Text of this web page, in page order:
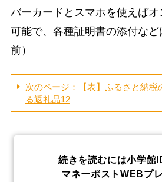
バーカードとスマホを使えば
可能で、各種証明書の添付など
前）
次のページ：【表】ふるさと納税
る返礼品12
続きを読むには小学館
マネーポストWEBプ